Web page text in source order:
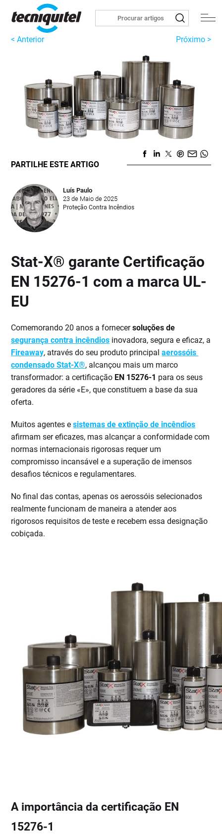
< Anterior Próximo >
PARTILHE ESTE ARTIGO
Luís Paulo
23 de Maio de 2025
Proteção Contra Incêndios
Stat-X® garante Certificação
EN 15276-1 com a marca UL-
EU
Comemorando 20 anos a fornecersoluções de
segurança contra incêndios inovadora, segura e eficaz, a
Fireaway, através do seu produto principalaerossóis
condensado Stat-X®, alcançou mais um marco
transformador: a certificação EN 15276-1 para os seus
geradores da série «E», que constituem a base da sua
oferta.
Muitos agentes esistemas de extinção de incêndios
afirmam ser eficazes, mas alcançar a conformidade com
normas internacionais rigorosas requer um
compromisso incansável e a superação de imensos
desafios técnicos e regulamentares.
No final das contas, apenas os aerossóis selecionados
realmente funcionam de maneira a atender aos
rigorosos requisitos de teste e recebem essa designação
cobiçada.
A importância da certificação EN
15276-1